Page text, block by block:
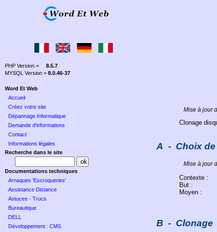
PHP Version = 8.5.7
MYSQL Version = 8.0.46-37
Word Et Web
Accueil
Créez votre site
Dépannage Informatique
Demande d'informations
Contact
Informations légales
Recherche dans le site
Documentations techniques
Arnaques 'Escroqueries'
Assistance Distance
Astuces - Trucs
Bureautique
DELL
Développement : CMS
Mise à jour
Clonage
A - Choix
Mise à jour
Contexte :
But :
Moyen :
B - Clonage